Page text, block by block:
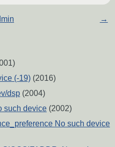
→
(-19) (2016)
dsp (2004)
such device (2002)
No such device